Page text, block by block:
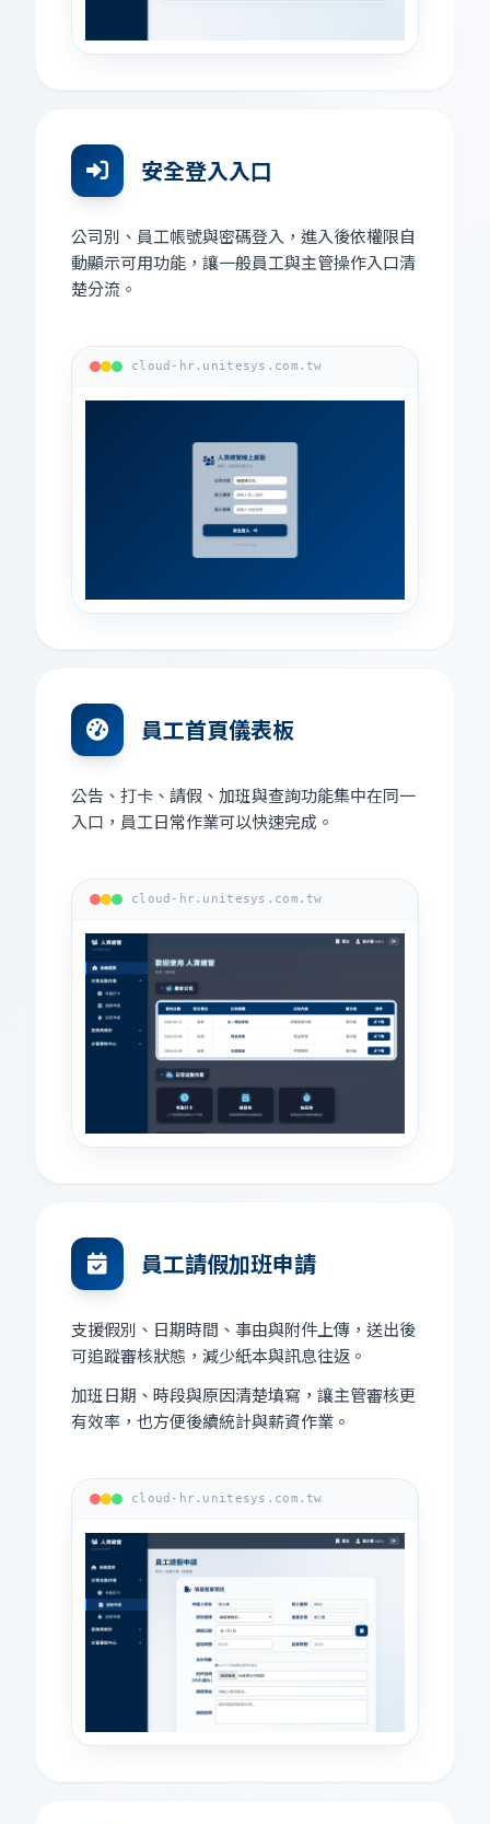
安全登入入口
公司別、員工帳號與密碼登入，進入後依權限自
動顯示可用功能，讓一般員工與主管操作入口清
楚分流。
cloud-hr.unitesys.com.tw
cloud-hr.unitesys.com.tw
員工首頁儀表板
公告、打卡、請假、加班與查詢功能集中在同一
入口，員工日常作業可以快速完成。
員工請假加班申請
支援假別、日期時間、事由與附件上傳，送出後
可追蹤審核狀態，減少紙本與訊息往返。
加班日期、時段與原因清楚填寫，讓主管審核更
有效率，也方便後續統計與薪資作業。
cloud-hr.unitesys.com.tw